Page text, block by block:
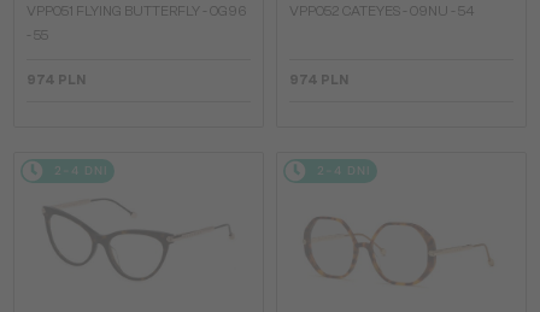
VPP051 FLYING BUTTERFLY - 0G96
- 55
974 PLN
VPP052 CATEYES - 09NU - 54
974 PLN
2-4 DNI 2-4 DNI